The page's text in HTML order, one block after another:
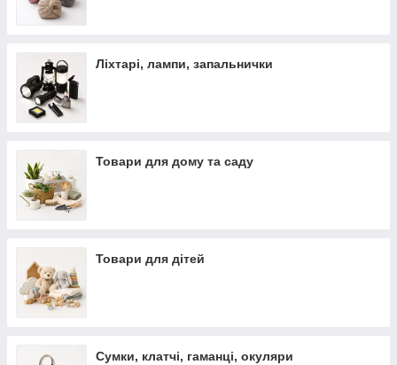
Ліхтарі, лампи, запальнички
Товари для дому та саду
Товари для дітей
Сумки, клатчі, гаманці, окуляри